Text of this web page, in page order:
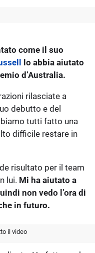
come il suo
lo abbia aiutato
d’Australia.
rilasciate a
debutto e del
tutti fatto una
difficile restare in
risultato per il team
lui. Mi ha aiutato a
non vedo l’ora di
in futuro.
il video